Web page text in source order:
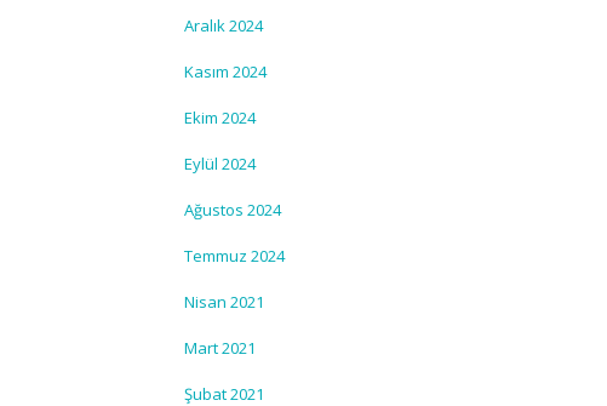
Aralık 2024
Kasım 2024
Ekim 2024
Eylül 2024
Ağustos 2024
Temmuz 2024
Nisan 2021
Mart 2021
Şubat 2021